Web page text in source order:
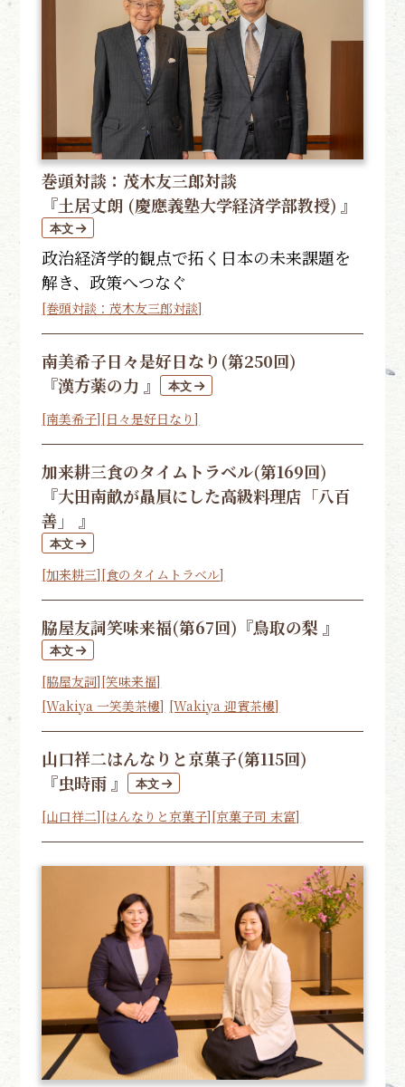
巻頭対談：茂木友三郎対談
『土居丈朗 (慶應義塾大学経済学部教授) 』
政治経済学的観点で拓く日本の未来課題を
解き、政策へつなぐ
[巻頭対談：茂木友三郎対談]
南美希子日々是好日なり(第250回)
『漢方薬の力 』
[南美希子][日々是好日なり]
加来耕三食のタイムトラベル(第169回)
『大田南畝が贔屓にした高級料理店「八百
善」 』
[加来耕三][食のタイムトラベル]
脇屋友詞笑味来福(第67回) 『鳥取の梨 』
[脇屋友詞][笑味来福]
[Wakiya 一笑美茶樓] [Wakiya 迎賓茶樓]
山口祥二はんなりと京菓子(第115回)
『虫時雨 』
[山口祥二][はんなりと京菓子][京菓子司 末富]